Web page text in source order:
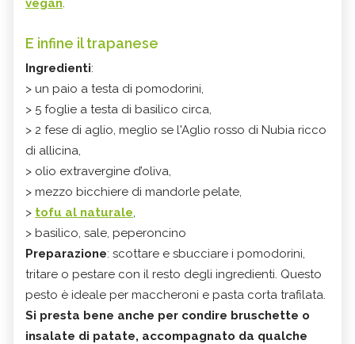
E infine il trapanese
Ingredienti:
> un paio a testa di pomodorini,
> 5 foglie a testa di basilico circa,
> 2 fese di aglio, meglio se l'Aglio rosso di Nubia ricco
di allicina,
> olio extravergine d’oliva,
> mezzo bicchiere di mandorle pelate,
> tofu al naturale
> basilico, sale, peperoncino
Preparazione: scottare e sbucciare i pomodorini,
tritare o pestare con il resto degli ingredienti. Questo
pesto è ideale per maccheroni e pasta corta trafilata.
Si presta bene anche per condire bruschette o
insalate di patate, accompagnato da qualche